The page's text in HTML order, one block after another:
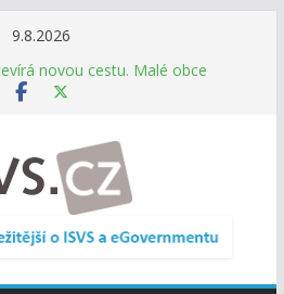
9.8.2026
vždy po ruce. SMS ČR spouští
novou cestu. Malé obce
digitálních služeb
systém dlouhodobého řízení
v plném provozu
architekturu a řízení ICT
z nového jednání